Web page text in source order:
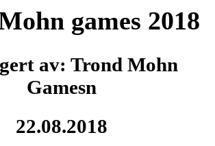
games 2018
av: Trond Mohn
Gamesn
22.08.2018